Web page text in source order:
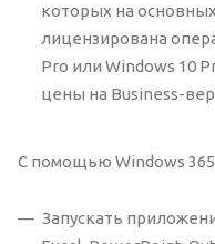
которых на
лицензирована
Pro или Windows 10
цены на Business-
С помощью Windows
Запускать